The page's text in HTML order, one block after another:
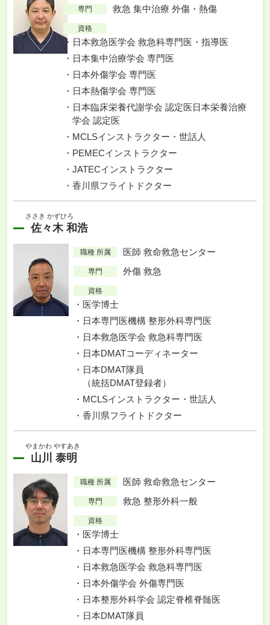
専門 救急 集中治療 外傷・熱傷
資格
日本救急医学会 救急科専門医・指導医
日本集中治療学会 専門医
日本外傷学会 専門医
日本熱傷学会 専門医
日本臨床栄養代謝学会 認定医日本栄養治療
学会 認定医
MCLSインストラクター・世話人
PEMECインストラクター
JATECインストラクター
香川県フライトドクター
ささき かずひろ
佐々木 和浩
職種 所属 医師 救命救急センター
専門 外傷 救急
資格
医学博士
日本専門医機構 整形外科専門医
日本救急医学会 救急科専門医
日本DMATコーディネーター
日本DMAT隊員
（統括DMAT登録者）
MCLSインストラクター・世話人
香川県フライトドクター
やまかわ やすあき
山川 泰明
職種 所属 医師 救命救急センター
専門 救急 整形外科一般
資格
医学博士
日本専門医機構 整形外科専門医
日本救急医学会 救急科専門医
日本外傷学会 外傷専門医
日本整形外科学会 認定脊椎脊髄医
日本DMAT隊員